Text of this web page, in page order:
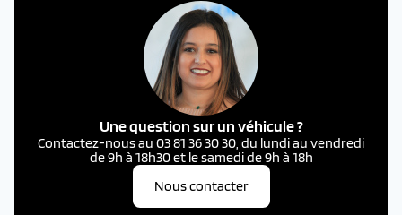
Une question sur un véhicule ?
Contactez-nous au 03 81 36 30 30, du lundi au vendredi
de 9h à 18h30 et le samedi de 9h à 18h
Nous contacter